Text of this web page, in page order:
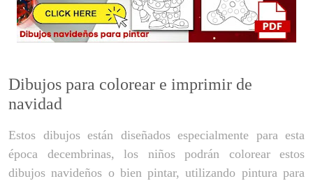
Dibujos para colorear e imprimir de
navidad
Estos dibujos están diseñados especialmente para esta
época decembrinas, los niños podrán colorear estos
dibujos navideños o bien pintar, utilizando pintura para